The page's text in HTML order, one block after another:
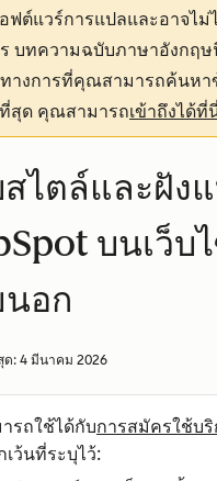
ฟต์แวร์การแปลและอาจไม่
บทความฉบับภาษาอังกฤษ
างการที่คุณสามารถค้นหา
สุด คุณสามารถเข้าถึงได้ที่
ไตล์และฝัง
บนเว็บ
อก
ด: 4 มีนาคม 2026
รถใช้ได้กับการสมัครใช้บริ
เว้นที่ระบุไว้: